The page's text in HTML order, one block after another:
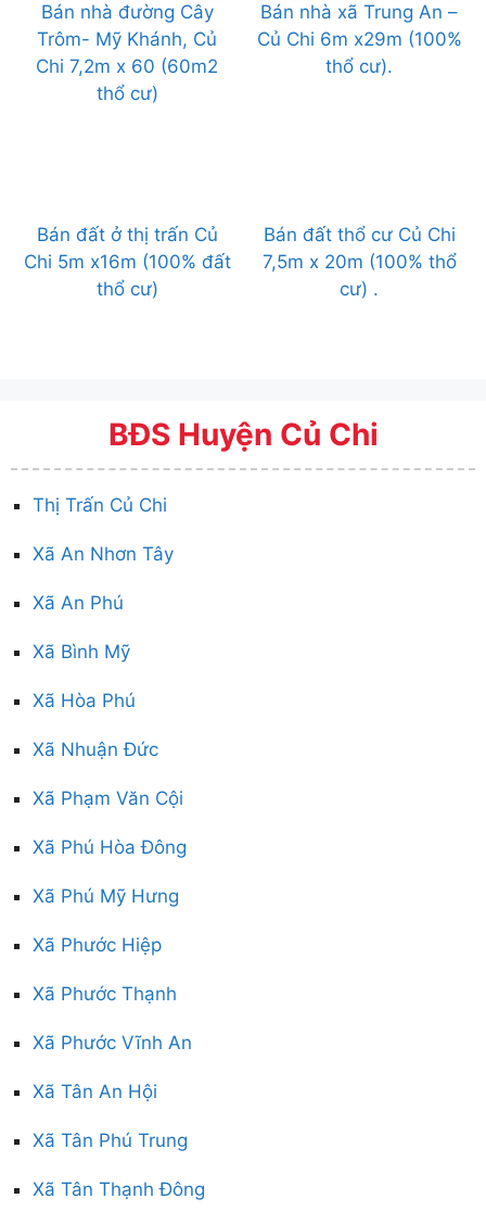
Bán nhà đường Cây
Trôm- Mỹ Khánh, Củ
Chi 7,2m x 60 (60m2
thổ cư)
Bán nhà xã Trung An –
Củ Chi 6m x29m (100%
thổ cư).
Bán đất ở thị trấn Củ
Chi 5m x16m (100% đất
thổ cư)
Bán đất thổ cư Củ Chi
7,5m x 20m (100% thổ
cư) .
BĐS Huyện Củ Chi
Thị Trấn Củ Chi
Xã An Nhơn Tây
Xã An Phú
Xã Bình Mỹ
Xã Hòa Phú
Xã Nhuận Đức
Xã Phạm Văn Cội
Xã Phú Hòa Đông
Xã Phú Mỹ Hưng
Xã Phước Hiệp
Xã Phước Thạnh
Xã Phước Vĩnh An
Xã Tân An Hội
Xã Tân Phú Trung
Xã Tân Thạnh Đông